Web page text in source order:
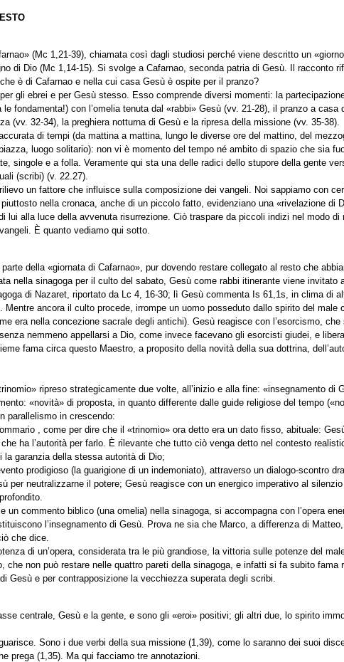
(Mc 1,21-39), chiamata così dagli studiosi perché viene descritto un
di Dio (Mc 1,14-15). Si svolge a Cafarnao, seconda patria di Gesù. Il racconto
è di Cafarnao e nella cui casa Gesù è ospite per il pranzo?
gli ebrei e per Gesù stesso. Esso comprende diversi momenti: la
fondamenta!) con l’omelia tenuta dal «rabbi» Gesù (vv. 21-28), il pranzo a
(vv. 32-34), la preghiera notturna di Gesù e la ripresa della missione (vv. 35-38).
di tempi (da mattina a mattina, lungo le diverse ore del mattino, del
luogo solitario): non vi è momento del tempo né ambito di spazio che sia
singole e a folla. Veramente qui sta una delle radici dello stupore della gente
(scribi) (v. 22.27).
un fattore che influisce sulla composizione dei vangeli. Noi sappiamo con
nella cronaca, anche di un piccolo fatto, evidenziano una «rivelazione di
lui alla luce della avvenuta risurrezione. Ciò traspare da piccoli indizi nel modo di
È quanto vediamo qui sotto.
della «giornata di Cafarnao», pur dovendo restare collegato al resto che
nella sinagoga per il culto del sabato, Gesù come rabbi itinerante viene invitato
di Nazaret, riportato da Lc 4, 16-30; lì Gesù commenta Is 61,1s, in clima di
ancora il culto procede, irrompe un uomo posseduto dallo spirito del male
era nella concezione sacrale degli antichi). Gesù reagisce con l’esorcismo,
nemmeno appellarsi a Dio, come invece facevano gli esorcisti giudei, e
fama circa questo Maestro, a proposito della novità della sua dottrina,
ripreso strategicamente due volte, all’inizio e alla fine: «insegnamento di
«novità» di proposta, in quanto differente dalle guide religiose del tempo
parallelismo in crescendo:
, come per dire che il «trinomio» ora detto era un dato fisso, abituale:
ha l’autorità per farlo. È rilevante che tutto ciò venga detto nel contesto
garanzia della stessa autorità di Dio;
prodigioso (la guarigione di un indemoniato), attraverso un dialogo-scontro
per neutralizzarne il potere; Gesù reagisce con un energico imperativo al
un commento biblico (una omelia) nella sinagoga, si accompagna con l’opera
l’insegnamento di Gesù. Prova ne sia che Marco, a differenza di
che dice.
di un’opera, considerata tra le più grandiose, la vittoria sulle potenze del
che non può restare nelle quattro pareti della sinagoga, e infatti si fa subito fama
Gesù e per contrapposizione la vecchiezza superata degli scribi.
centrale, Gesù e la gente, e sono gli «eroi» positivi; gli altri due, lo spirito
Sono i due verbi della sua missione (1,39), come lo saranno dei suoi
prega (1,35). Ma qui facciamo tre annotazioni.